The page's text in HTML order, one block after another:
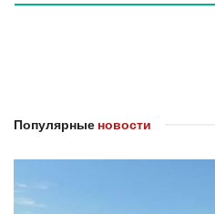
Популярные новости